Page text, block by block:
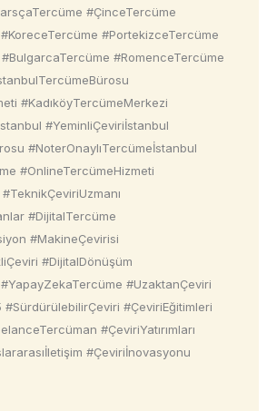
#ÇinceTercüme
#PortekizceTercüme
#RomenceTercüme
#KadıköyTercümeMerkezi
#YeminliÇeviriİstanbul
#NoterOnaylıTercümeİstanbul
#OnlineTercümeHizmeti
#DijitalTercüme
#MakineÇevirisi
#DijitalDönüşüm
#UzaktanÇeviri
#ÇeviriEğitimleri
#ÇeviriYatırımları
#Çeviriİnovasyonu